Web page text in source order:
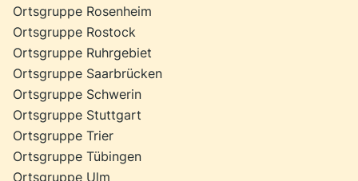
Ortsgruppe Rosenheim
Ortsgruppe Rostock
Ortsgruppe Ruhrgebiet
Ortsgruppe Saarbrücken
Ortsgruppe Schwerin
Ortsgruppe Stuttgart
Ortsgruppe Trier
Ortsgruppe Tübingen
Ortsgruppe Ulm